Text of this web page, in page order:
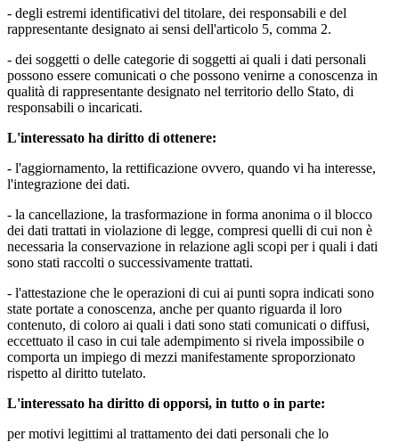
- degli estremi identificativi del titolare, dei responsabili e del
rappresentante designato ai sensi dell'articolo 5, comma 2.
- dei soggetti o delle categorie di soggetti ai quali i dati personali
possono essere comunicati o che possono venirne a conoscenza in
qualità di rappresentante designato nel territorio dello Stato, di
responsabili o incaricati.
L'interessato ha diritto di ottenere:
- l'aggiornamento, la rettificazione ovvero, quando vi ha interesse,
l'integrazione dei dati.
- la cancellazione, la trasformazione in forma anonima o il blocco
dei dati trattati in violazione di legge, compresi quelli di cui non è
necessaria la conservazione in relazione agli scopi per i quali i dati
sono stati raccolti o successivamente trattati.
- l'attestazione che le operazioni di cui ai punti sopra indicati sono
state portate a conoscenza, anche per quanto riguarda il loro
contenuto, di coloro ai quali i dati sono stati comunicati o diffusi,
eccettuato il caso in cui tale adempimento si rivela impossibile o
comporta un impiego di mezzi manifestamente sproporzionato
rispetto al diritto tutelato.
L'interessato ha diritto di opporsi, in tutto o in parte:
per motivi legittimi al trattamento dei dati personali che lo